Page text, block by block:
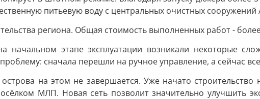
питьевую воду с центральных очистных сооружений
региона. Общая стоимость выполненных работ -
начальном этапе эксплуатации возникали некоторые
сначала перешли на ручное управление, а сейчас
на этом не завершается. Уже начато
МЛП. Новая сеть позволит значительно улучшить